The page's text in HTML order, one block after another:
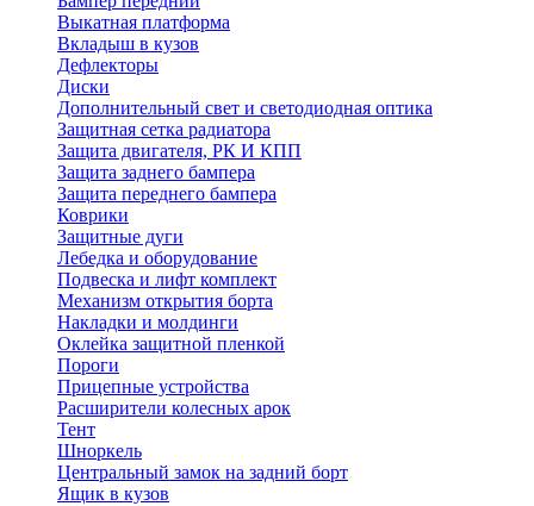
Выкатная платформа
Вкладыш в кузов
Дефлекторы
Диски
Дополнительный свет и светодиодная оптика
Защитная сетка радиатора
Защита двигателя, РК И КПП
Защита заднего бампера
Защита переднего бампера
Коврики
Защитные дуги
Лебедка и оборудование
Подвеска и лифт комплект
Механизм открытия борта
Накладки и молдинги
Оклейка защитной пленкой
Пороги
Прицепные устройства
Расширители колесных арок
Тент
Шноркель
Центральный замок на задний борт
Ящик в кузов